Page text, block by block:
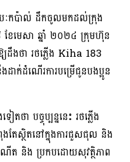
យៈកប៉ាល់ ដឹកចូលមកដល់ក្រុង
ែមេសា ឆ្នាំ ២០២៤ ក្រុមហ៊ុន
ងថា រថភ្លើង Kiha 183
ក់ដំណើរការបម្រើជូនបងប្អូន
ថា បច្ចុប្បន្ននេះ រថភ្លើង
ស្ថិតនៅក្នុងការជួសជុល និង
រណីត និង ប្រកបដោយសុវត្ថិភាព